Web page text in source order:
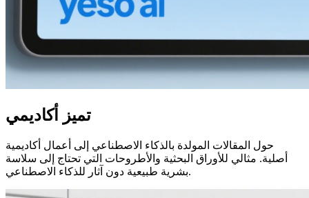
تميز أكاديمي
حول المقالات المولدة بالذكاء الاصطناعي إلى أعمال أكاديمية
أصلية. مثالي للأوراق البحثية والأطروحات التي تحتاج إلى سلاسة
بشرية طبيعية دون آثار للذكاء الاصطناعي.